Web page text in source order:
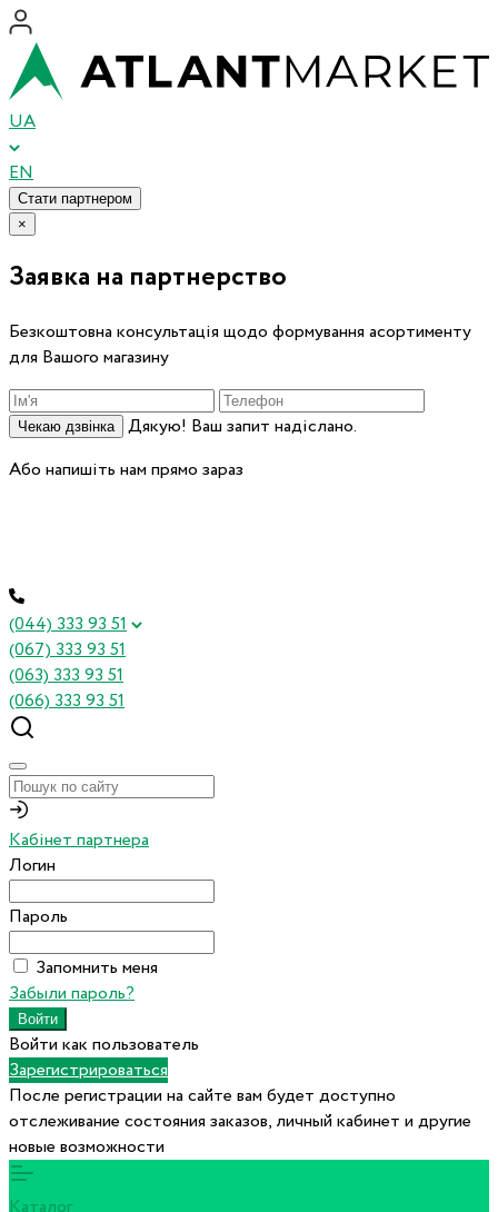
UA
EN
Стати партнером
×
Заявка на партнерство
Безкоштовна консультація щодо формування асортименту
для Вашого магазину
Чекаю дзвінка
Дякую! Ваш запит надіслано.
Або напишіть нам прямо зараз
(044) 333 93 51
(067) 333 93 51
(063) 333 93 51
(066) 333 93 51
Кабінет партнера
Логин
Пароль
Запомнить меня
Забыли пароль?
Войти как пользователь
Зарегистрироваться
После регистрации на сайте вам будет доступно
отслеживание состояния заказов, личный кабинет и другие
новые возможности